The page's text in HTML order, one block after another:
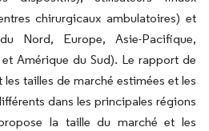
chirurgicaux ambulatoires) et
Nord, Europe, Asie-Pacifique,
Amérique du Sud). Le rapport de
tailles de marché estimées et les
dans les principales régions
la taille du marché et les